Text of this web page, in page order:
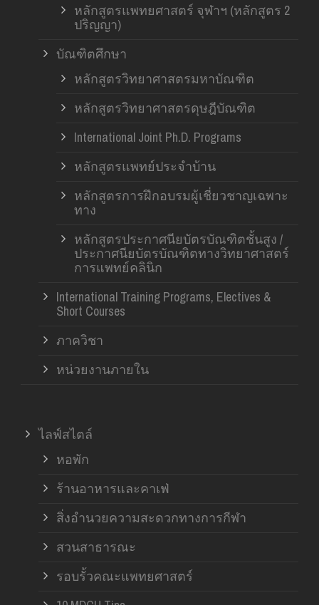
หลักสูตรแพทยศาสตร์ จุฬาฯ (หลักสูตร 2
ปริญญา)
บัณฑิตศึกษา
หลักสูตรวิทยาศาสตรมหาบัณฑิต
หลักสูตรวิทยาศาสตรดุษฎีบัณฑิต
International Joint Ph.D. Programs
หลักสูตรแพทย์ประจำบ้าน
หลักสูตรการฝึกอบรมผู้เชี่ยวชาญเฉพาะ
ทาง
หลักสูตรประกาศนียบัตรบัณฑิตชั้นสูง /
ประกาศนียบัตรบัณฑิตทางวิทยาศาสตร์
การแพทย์คลินิก
International Training Programs, Electives &
Short Courses
ภาควิชา
หน่วยงานภายใน
ไลฟ์สไตล์
หอพัก
ร้านอาหารและคาเฟ่
สิ่งอำนวยความสะดวกทางการกีฬา
สวนสาธารณะ
รอบรั้วคณะแพทยศาสตร์